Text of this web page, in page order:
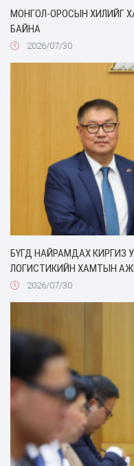
МОНГОЛ-ОРОСЫН ХИЛИЙГ
БАЙНА
2026/07/30
БҮГД НАЙРАМДАХ КИРГИЗ
ЛОГИСТИКИЙН ХАМТЫН
2026/07/30